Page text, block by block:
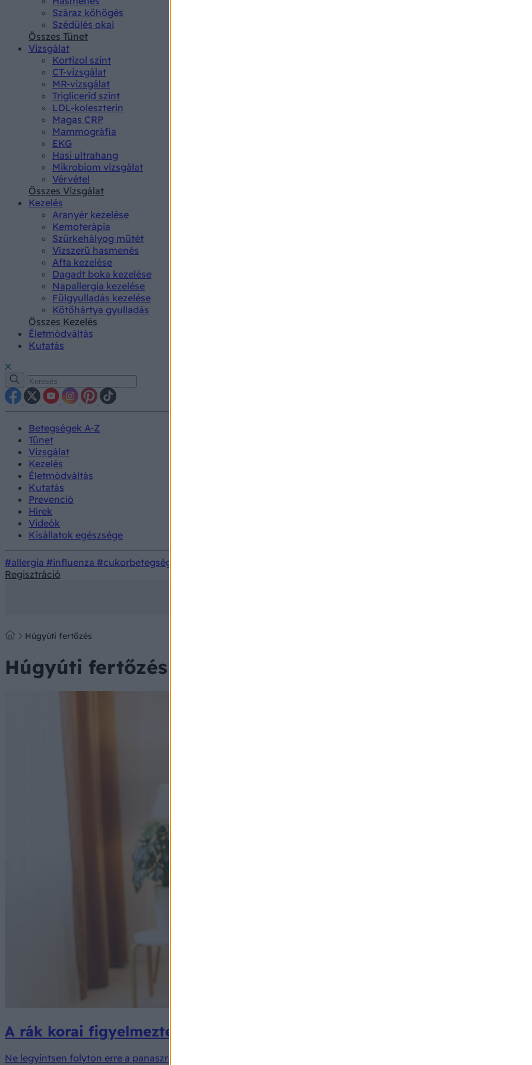
Száraz köhögés
Szédülés okai
Összes Tünet
Vizsgálat
Kortizol szint
CT-vizsgálat
MR-vizsgálat
Triglicerid szint
LDL-koleszterin
Magas CRP
Mammográfia
EKG
Hasi ultrahang
Mikrobiom vizsgálat
Vérvétel
Összes Vizsgálat
Kezelés
Aranyér kezelése
Kemoterápia
Szürkehályog műtét
Vízszerű hasmenés
Afta kezelése
Dagadt boka kezelése
Napallergia kezelése
Fülgyulladás kezelése
Kötőhártya gyulladás
Összes Kezelés
Életmódváltás
Kutatás
Betegségek A-Z
Tünet
Vizsgálat
Kezelés
Életmódváltás
Kutatás
Prevenció
Hírek
Videók
Kisállatok egészsége
#allergia #influenza #cukorbetegség
Regisztráció
Húgyúti fertőzés
Húgyúti fertőzés
A rák korai figyelmeztető jele lehet, ám sokan félvállról veszik– pedig
Ne legyintsen folyton erre a panaszra!